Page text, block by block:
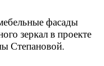
фасады
зеркал в проекте
Степановой.